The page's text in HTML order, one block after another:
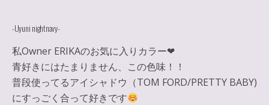
-Uyuni nightnavy-
私Owner ERIKAのお気に入りカラー❤︎
青好きにはたまりません、この色味！！
普段使ってるアイシャドウ（TOM FORD/PRETTY BABY)
にすっごく合って好きです